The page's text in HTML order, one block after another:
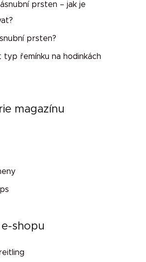
prsten – jak je
prsten?
typ řemínku na hodinkách
magazínu
e-shopu